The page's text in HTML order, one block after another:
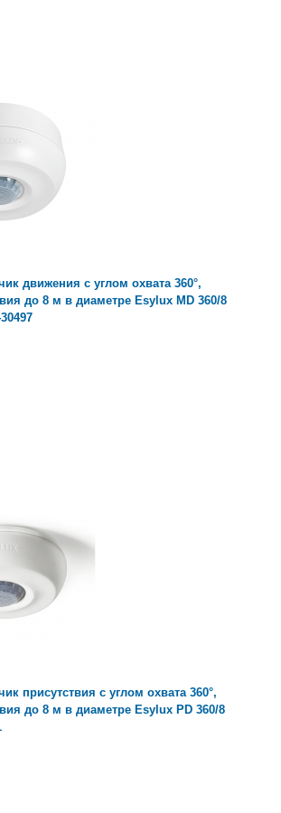
движения с углом охвата 360°,
до 8 м в диаметре Esylux MD 360/8
присутствия с углом охвата 360°,
до 8 м в диаметре Esylux PD 360/8